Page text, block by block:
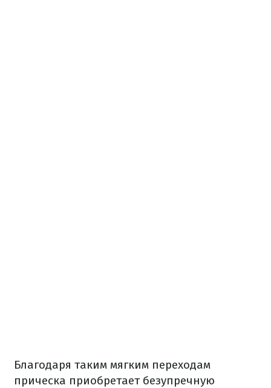
Благодаря таким мягким переходам
прическа приобретает безупречную